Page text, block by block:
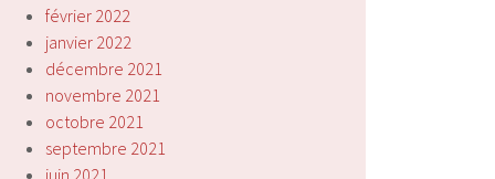
février 2022
janvier 2022
décembre 2021
novembre 2021
octobre 2021
septembre 2021
juin 2021